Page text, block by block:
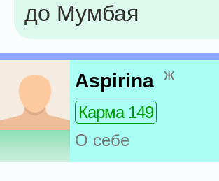
до Мумбая
Aspirina ж
Карма 149
О себе